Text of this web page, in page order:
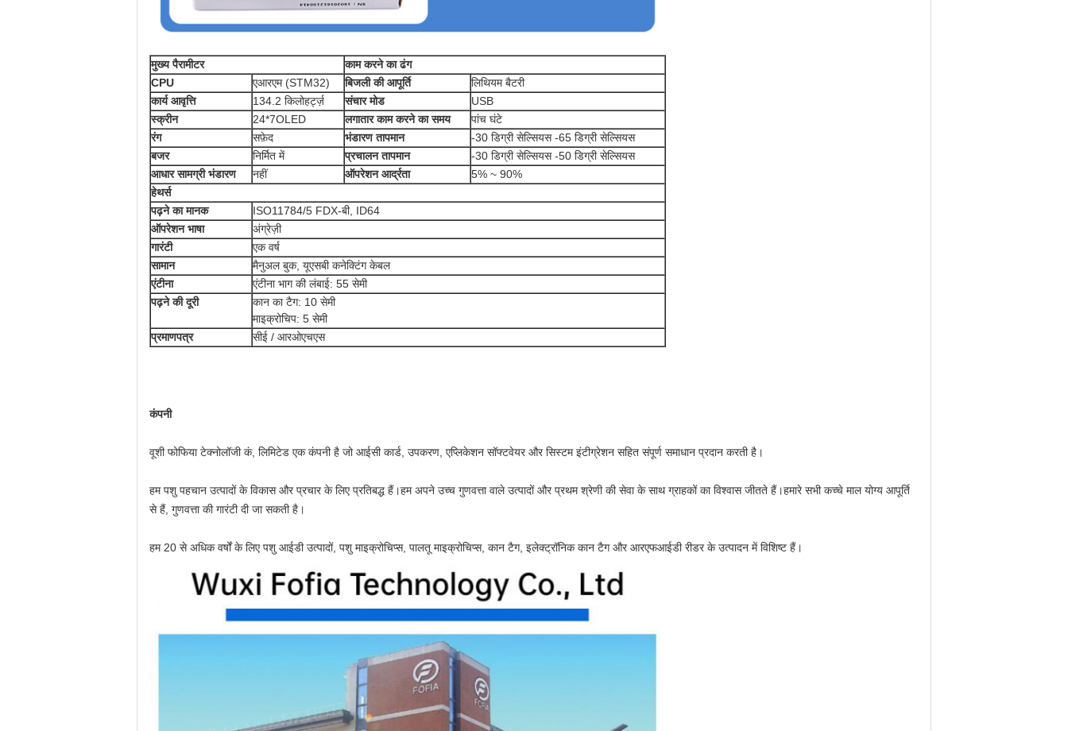
मुख्य पैरामीटर
काम करने का ढंग
CPU
एआरएम (STM32) बिजली की आपूर्ति
लिथियम बैटरी
कार्य आवृत्ति
134.2 किलोहर्ट्ज़ संचार मोड
USB
स्क्रीन
24*7OLED लगातार काम करने का समय
पांच घंटे
रंग
सफ़ेद भंडारण तापमान
-30 डिग्री सेल्सियस -65 डिग्री सेल्सियस
बजर
निर्मित में प्रचालन तापमान
-30 डिग्री सेल्सियस -50 डिग्री सेल्सियस
आधार सामग्री भंडारण
नहीं ऑपरेशन आर्द्रता
5% ~ 90%
हेथर्स
पढ़ने का मानक
ISO11784/5 FDX-बी, ID64
ऑपरेशन भाषा
अंग्रेज़ी
गारंटी
एक वर्ष
सामान
मैनुअल बुक, यूएसबी कनेक्टिंग केबल
एंटीना
एंटीना भाग की लंबाई: 55 सेमी
पढ़ने की दूरी
कान का टैग: 10 सेमी
माइक्रोचिप: 5 सेमी
प्रमाणपत्र
सीई / आरओएचएस
कंपनी
वूशी फोफिया टेक्नोलॉजी कं, लिमिटेड एक कंपनी है जो आईसी कार्ड, उपकरण, एप्लिकेशन सॉफ्टवेयर और सिस्टम इंटीग्रेशन सहित संपूर्ण समाधान प्रदान करती है।
हम पशु पहचान उत्पादों के विकास और प्रचार के लिए प्रतिबद्ध हैं।हम अपने उच्च गुणवत्ता वाले उत्पादों और प्रथम श्रेणी की सेवा के साथ ग्राहकों का विश्वास जीतते हैं।हमारे सभी कच्चे माल योग्य आपूर्ति
से हैं, गुणवत्ता की गारंटी दी जा सकती है।
हम 20 से अधिक वर्षों के लिए पशु आईडी उत्पादों, पशु माइक्रोचिप्स, पालतू माइक्रोचिप्स, कान टैग, इलेक्ट्रॉनिक कान टैग और आरएफआईडी रीडर के उत्पादन में विशिष्ट हैं।